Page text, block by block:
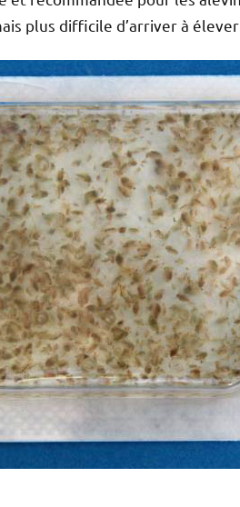
plus difficile d’arriver à